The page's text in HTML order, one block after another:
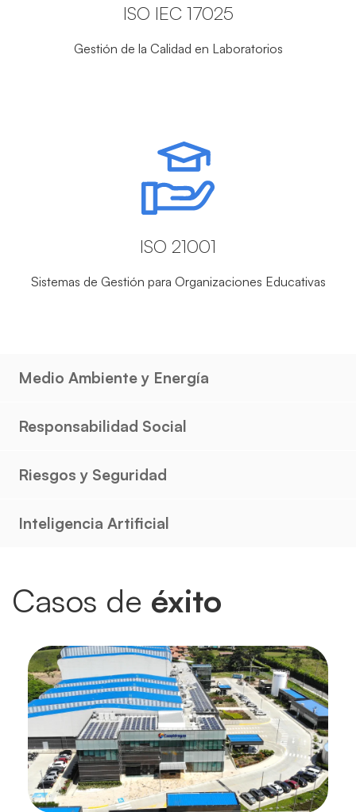
ISO IEC 17025
Gestión de la Calidad en Laboratorios
ISO 21001
Sistemas de Gestión para Organizaciones Educativas
Medio Ambiente y Energía
Responsabilidad Social
Riesgos y Seguridad
Inteligencia Artificial
Casos de éxito